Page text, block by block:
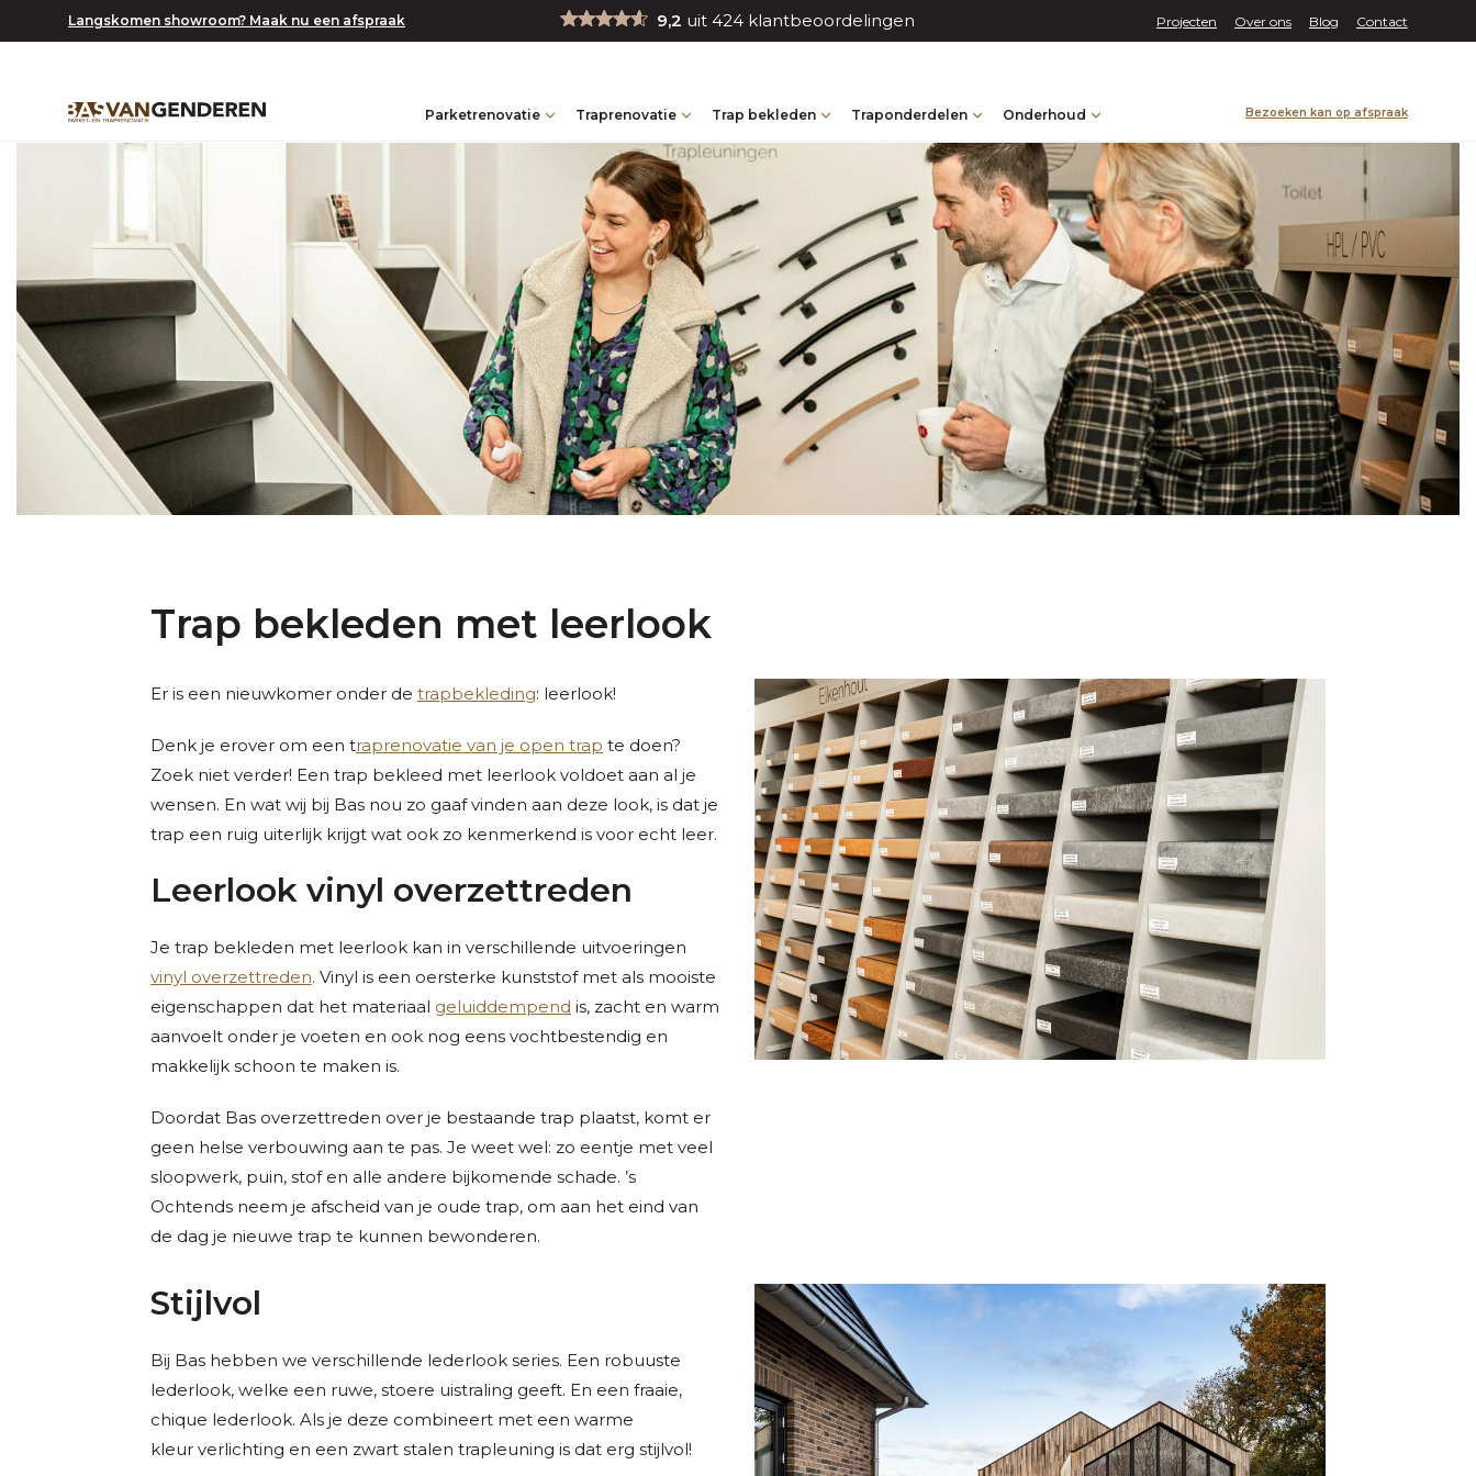
Langskomen showroom? Maak nu een afspraak 9,2 uit 424 klantbeoordelingen Projecten Over ons Blog Contact
Parketrenovatie Traprenovatie Trap bekleden Traponderdelen Onderhoud Bezoeken kan op afspraak
Trap bekleden met leerlook
Er is een nieuwkomer onder de trapbekleding: leerlook!
Denk je erover om een traprenovatie van je open trap te doen?
Zoek niet verder! Een trap bekleed met leerlook voldoet aan al je
wensen. En wat wij bij Bas nou zo gaaf vinden aan deze look, is dat je
trap een ruig uiterlijk krijgt wat ook zo kenmerkend is voor echt leer.
Leerlook vinyl overzettreden
Je trap bekleden met leerlook kan in verschillende uitvoeringen
vinyl overzettreden. Vinyl is een oersterke kunststof met als mooiste
eigenschappen dat het materiaal geluiddempend is, zacht en warm
aanvoelt onder je voeten en ook nog eens vochtbestendig en
makkelijk schoon te maken is.
Doordat Bas overzettreden over je bestaande trap plaatst, komt er
geen helse verbouwing aan te pas. Je weet wel: zo eentje met veel
sloopwerk, puin, stof en alle andere bijkomende schade. ’s
Ochtends neem je afscheid van je oude trap, om aan het eind van
de dag je nieuwe trap te kunnen bewonderen.
Stijlvol
Bij Bas hebben we verschillende lederlook series. Een robuuste
lederlook, welke een ruwe, stoere uistraling geeft. En een fraaie,
chique lederlook. Als je deze combineert met een warme
kleur verlichting en een zwart stalen trapleuning is dat erg stijlvol!